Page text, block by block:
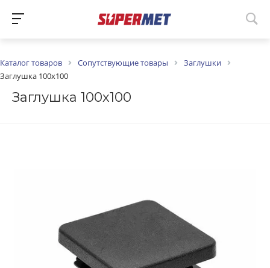
Каталог товаров Сопутствующие товары
Заглушки
Заглушка 100х100
Заглушка 100х100